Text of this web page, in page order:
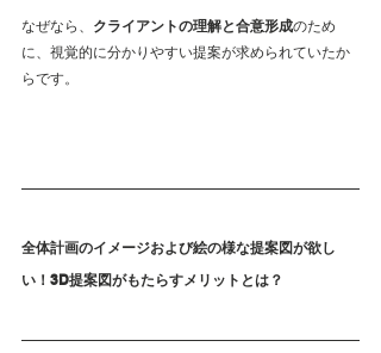
なぜなら、 クライアントの理解と合意形成のため
に、視覚的に分かりやすい提案が求められていたか
らです。
全体計画のイメージおよび絵の様な提案図が欲し
い！3D提案図がもたらすメリットとは？